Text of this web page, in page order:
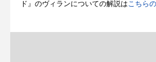
ド』のヴィランについての解説はこちら